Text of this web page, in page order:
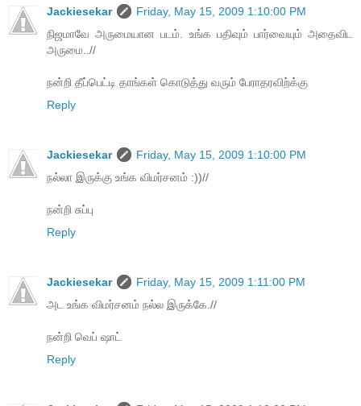
Jackiesekar
Friday, May 15, 2009 1:10:00 PM
நிஜமாவே அருமையான படம். உங்க பதிவும் பார்வையும் அதைவிட
அருமை..//
நன்றி தீப்பெட்டி தாங்கள் கொடுத்து வரும் பேராதரவிற்க்கு
Reply
Jackiesekar
Friday, May 15, 2009 1:10:00 PM
நல்லா இருக்கு உங்க விமர்சனம் :))//
நன்றி சுப்பு
Reply
Jackiesekar
Friday, May 15, 2009 1:11:00 PM
அட உங்க விமர்சனம் நல்ல இருக்கே.//
நன்றி வெப் ஷாட்
Reply